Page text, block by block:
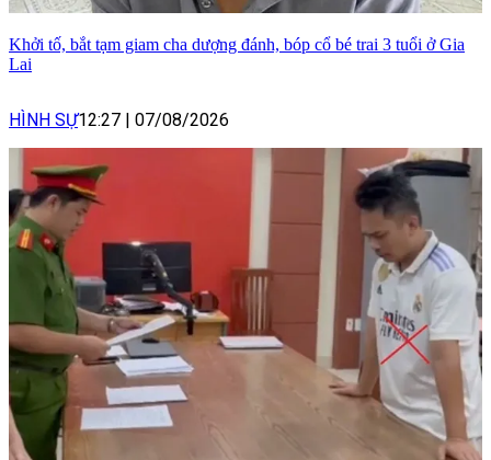
Khởi tố, bắt tạm giam cha dượng đánh, bóp cổ bé trai 3 tuổi ở Gia
Lai
HÌNH SỰ12:27 | 07/08/2026